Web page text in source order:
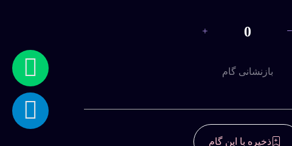
0
بازنشانی گام
ذخیره با این گام